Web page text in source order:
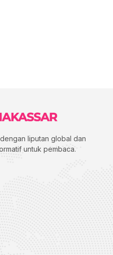
liputan global dan
untuk pembaca.